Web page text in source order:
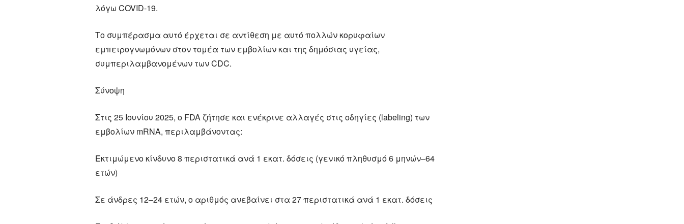
λόγω COVID-19.
Το συμπέρασμα αυτό έρχεται σε αντίθεση με αυτό πολλών κορυφαίων
εμπειρογνωμόνων στον τομέα των εμβολίων και της δημόσιας υγείας,
συμπεριλαμβανομένων των CDC.
Σύνοψη
Στις 25 Ιουνίου 2025, ο FDA ζήτησε και ενέκρινε αλλαγές στις οδηγίες (labeling) των
εμβολίων mRNA, περιλαμβάνοντας:
Εκτιμώμενο κίνδυνο 8 περιστατικά ανά 1 εκατ. δόσεις (γενικό πληθυσμό 6 μηνών–64
ετών)
Σε άνδρες 12–24 ετών, ο αριθμός ανεβαίνει στα 27 περιστατικά ανά 1 εκατ. δόσεις